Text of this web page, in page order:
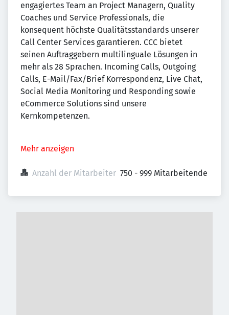
engagiertes Team an Project Managern, Quality
Coaches und Service Professionals, die
konsequent höchste Qualitätsstandards unserer
Call Center Services garantieren. CCC bietet
seinen Auftraggebern multilinguale Lösungen in
mehr als 28 Sprachen. Incoming Calls, Outgoing
Calls, E-Mail/Fax/Brief Korrespondenz, Live Chat,
Social Media Monitoring und Responding sowie
eCommerce Solutions sind unsere
Kernkompetenzen.
Mehr anzeigen
Anzahl der Mitarbeiter 750 - 999 Mitarbeitende